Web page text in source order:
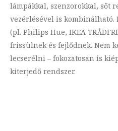
lámpákkal, szenzorokkal, sőt
vezérlésével is
(pl. Philips Hue, IKEA
frissülnek és fejlődnek. Nem
lecserélni – fokozatosan is
kiterjedő rendszer.